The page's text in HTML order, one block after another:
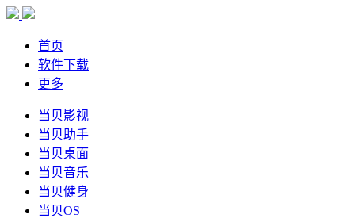
首页
软件下载
更多
当贝影视
当贝助手
当贝桌面
当贝音乐
当贝健身
当贝OS